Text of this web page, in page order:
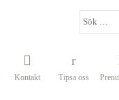
Kontakt Tipsa oss